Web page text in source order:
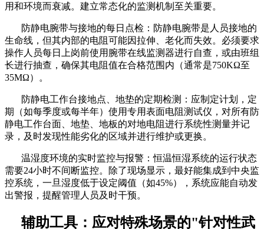
用和环境而衰减。建立常态化的监测机制至关重要。
防静电腕带与接地的每日点检：防静电腕带是人员接地的
生命线，但其内部的电阻可能因拉伸、老化而失效。必须要求
操作人员每日上岗前使用腕带在线监测器进行自查，或由班组
长进行抽查，确保其电阻值在合格范围内（通常是750KΩ至
35MΩ）。
防静电工作台接地点、地垫的定期检测：应制定计划，定
期（如每季度或每半年）使用专用表面电阻测试仪，对所有防
静电工作台面、地垫、地板的对地电阻进行系统性测量并记
录，及时发现性能劣化的区域并进行维护或更换。
温湿度环境的实时监控与报警：恒温恒湿系统的运行状态
需要24小时不间断监控。除了现场显示，最好能集成到中央监
控系统，一旦湿度低于设定阈值（如45%），系统应能自动发
出警报，提醒管理人员及时干预。
辅助工具：应对特殊场景的"针对性武